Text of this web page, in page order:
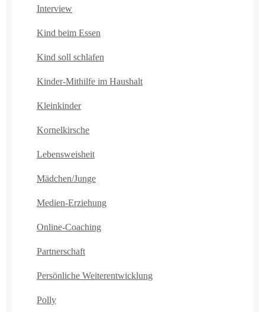
Interview
Kind beim Essen
Kind soll schlafen
Kinder-Mithilfe im Haushalt
Kleinkinder
Kornelkirsche
Lebensweisheit
Mädchen/Junge
Medien-Erziehung
Online-Coaching
Partnerschaft
Persönliche Weiterentwicklung
Polly